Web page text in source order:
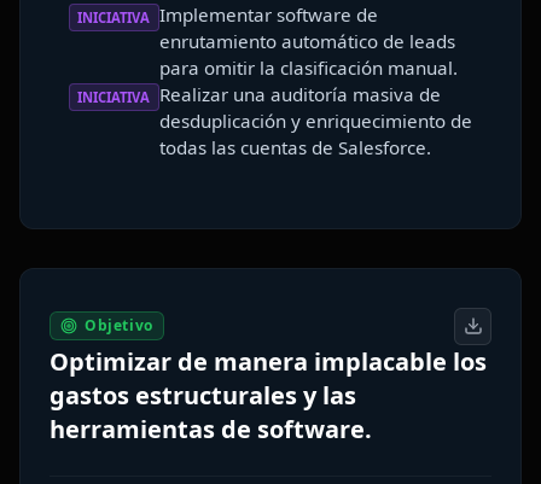
INICIATIVA Implementar software de
enrutamiento automático de leads
para omitir la clasificación manual.
INICIATIVA Realizar una auditoría masiva de
desduplicación y enriquecimiento de
todas las cuentas de Salesforce.
Objetivo
Optimizar de manera implacable los
gastos estructurales y las
herramientas de software.